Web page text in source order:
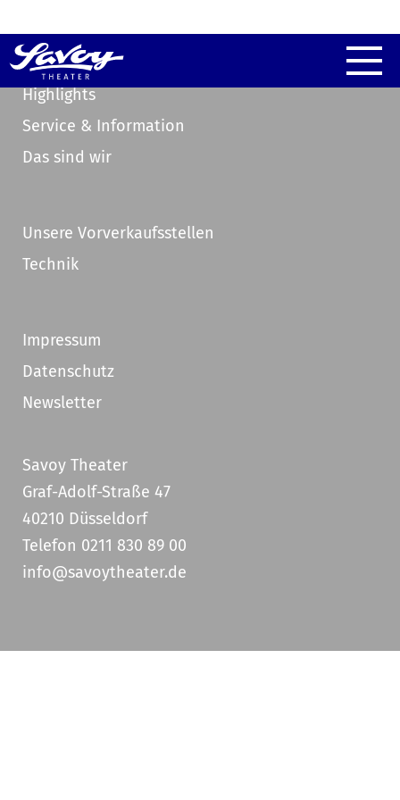
Highlights
Service & Information
Das sind wir
Unsere Vorverkaufsstellen
Technik
Impressum
Datenschutz
Newsletter
Savoy Theater
Graf-Adolf-Straße 47
40210 Düsseldorf
Telefon 0211 830 89 00
info@savoytheater.de